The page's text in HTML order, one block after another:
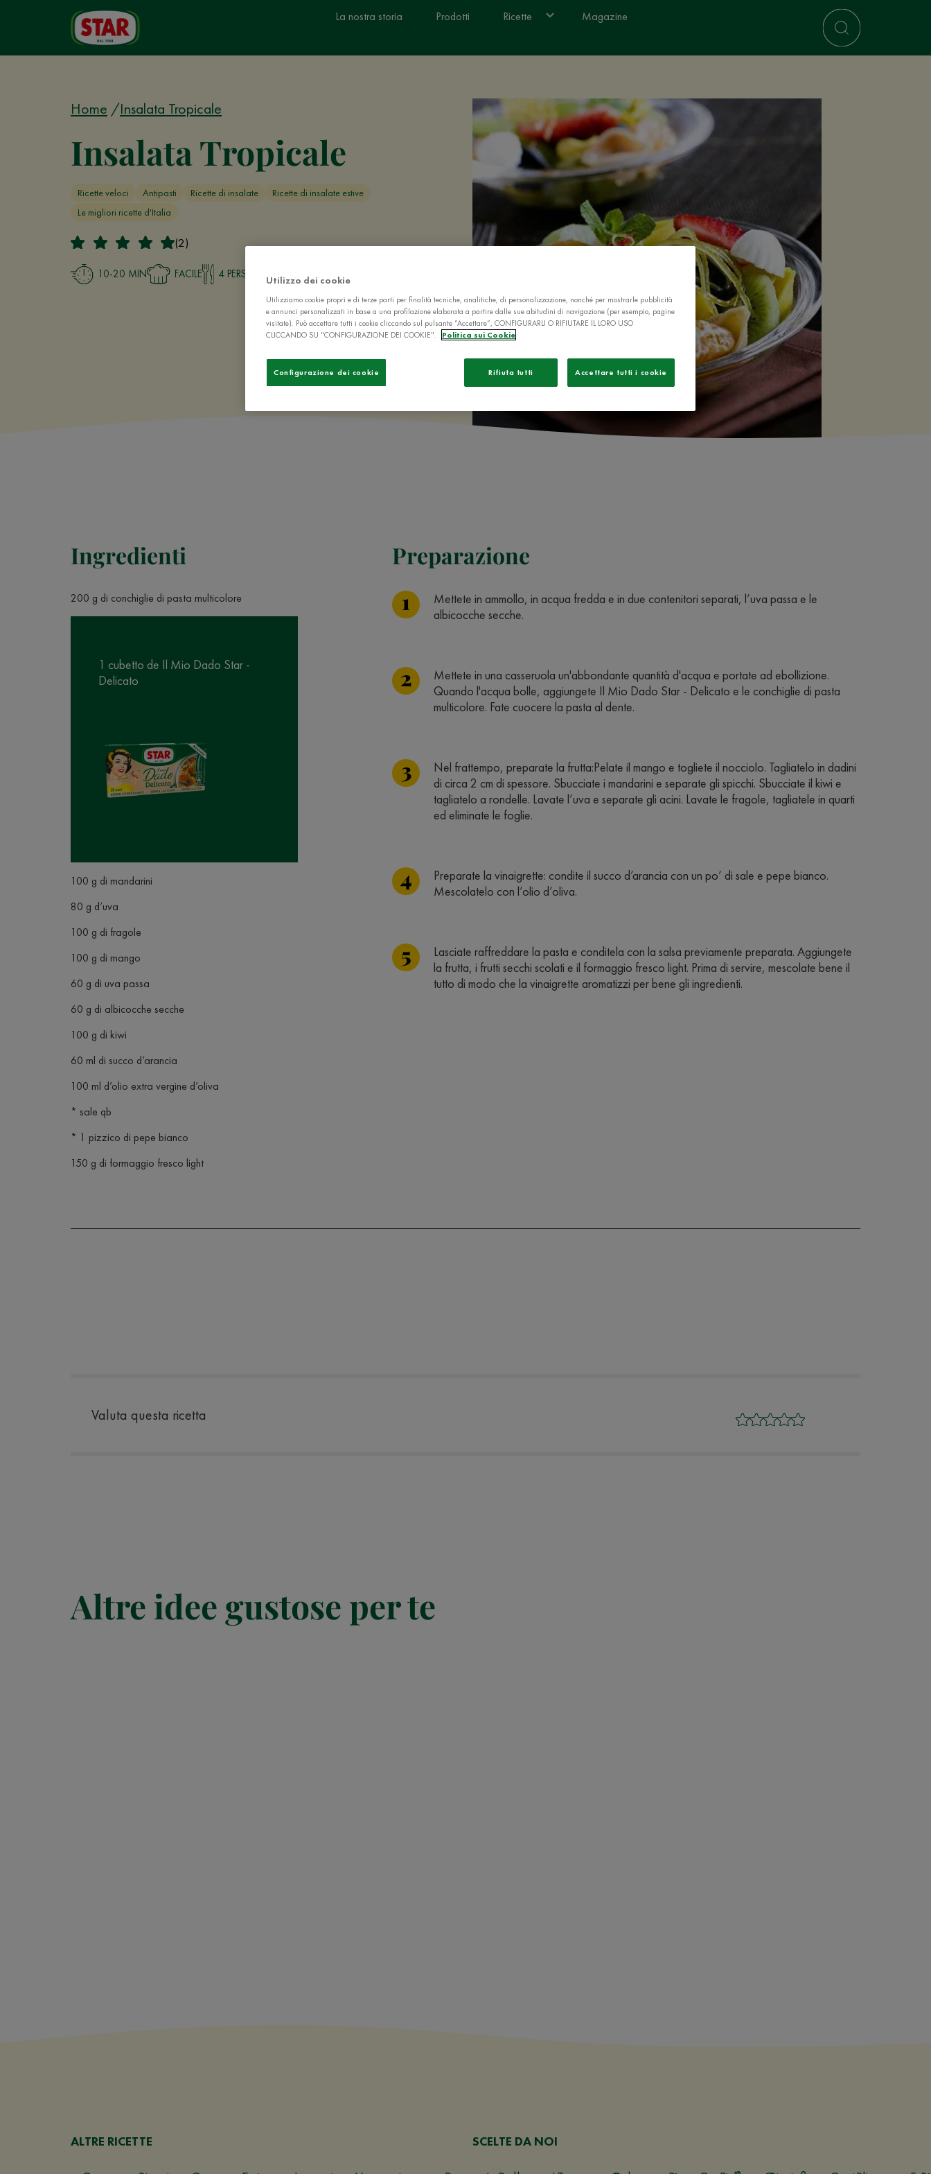
La nostra storia Prodotti Ricette Magazine
Home Insalata Tropicale
Insalata Tropicale
Ricette veloci Antipasti Ricette di insalate
Ricette di insalate estive
Le migliori ricette d'Italia
(2)
10-20 MIN FACILE 4 PERSONE
Ingredienti
200 g di conchiglie di pasta multicolore
1 cubetto de Il Mio Dado Star -
Delicato
100 g di mandarini
80 g d’uva
100 g di fragole
100 g di mango
60 g di uva passa
60 g di albicocche secche
100 g di kiwi
60 ml di succo d’arancia
100 ml d’olio extra vergine d’oliva
* sale qb
* 1 pizzico di pepe bianco
150 g di formaggio fresco light
Preparazione
Mettete in ammollo, in acqua fredda e in due contenitori separati, l’uva passa e le
albicocche secche.
Mettete in una casseruola un'abbondante quantità d'acqua e portate ad ebollizione.
Quando l'acqua bolle, aggiungete Il Mio Dado Star - Delicato e le conchiglie di pasta
multicolore. Fate cuocere la pasta al dente.
Nel frattempo, preparate la frutta:Pelate il mango e togliete il nocciolo. Tagliatelo in dadini
di circa 2 cm di spessore. Sbucciate i mandarini e separate gli spicchi. Sbucciate il kiwi e
tagliatelo a rondelle. Lavate l’uva e separate gli acini. Lavate le fragole, tagliatele in quarti
ed eliminate le foglie.
Preparate la vinaigrette: condite il succo d’arancia con un po’ di sale e pepe bianco.
Mescolatelo con l’olio d’oliva.
Lasciate raffreddare la pasta e conditela con la salsa previamente preparata. Aggiungete
la frutta, i frutti secchi scolati e il formaggio fresco light. Prima di servire, mescolate bene il
tutto di modo che la vinaigrette aromatizzi per bene gli ingredienti.
Valuta questa ricetta
Altre idee gustose per te
ALTRE RICETTE SCELTE DA NOI
Utilizzo dei cookie
Utilizziamo cookie propri e di terze parti per finalità tecniche, analitiche, di personalizzazione, nonché per mostrarle pubblicità
e annunci personalizzati in base a una profilazione elaborata a partire dalle sue abitudini di navigazione (per esempio, pagine
visitate). Può accettare tutti i cookie cliccando sul pulsante “Accettare”, CONFIGURARLI O RIFIUTARE IL LORO USO
CLICCANDO SU "CONFIGURAZIONE DEI COOKIE".
Politica sui Cookie
Rifiuta tutti Accettare tutti i cookie
Configurazione dei cookie